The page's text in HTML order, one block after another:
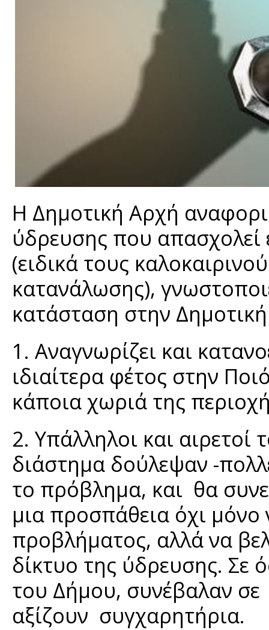
Η Δημοτική Αρχή
ύδρευσης που απασχολεί
(ειδικά τους
κατανάλωσης),
κατάσταση στην
1. Αναγνωρίζει και
ιδιαίτερα φέτος στην
κάποια χωριά της
2. Υπάλληλοι και
διάστημα δούλεψαν -
το πρόβλημα, και θα
μια προσπάθεια όχι μόνο
προβλήματος, αλλά να
δίκτυο της ύδρευσης. Σε
του Δήμου, συνέβαλαν σε
αξίζουν συγχαρητήρια.